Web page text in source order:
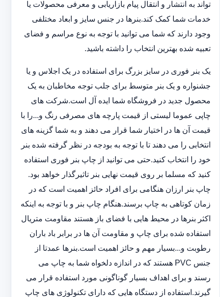
تواند به انتشار و انتقال پیام بازاریابی و معرفی محصولات یا
خدمات شما کمک کند.بنرها در جنس سایز و ابعاد مختلفی
وجود دارند که شما می توانید با توجه به نوع مراسم و فضای
تعبیه شده بهترین انتخاب را داشته باشید.
یک بنر فوری در سایز بزرگ برای استفاده در یک اجلاس و یا
جشنواره و یک بنر متوسط برای جلب توجه مخاطبان به یک
محصول جدید در فروشگاه شما ایده آل است.شرکت های
چاپی عموما لیستی از قیمت پارچه های مصرفی رنگ و...را با
قیمت آن ها در اختیار شما قرار می دهند و به شما گزینه های
انتخابی را می دهند تا با توجه به بودجه در نظر گرفته شده بنر
خود را انتخاب کنید.حتی می توانید از چاپ بنر فوری استفاده
کنید که مسلما بر روی قیمت نهایی بنر تاثیرگذار خواهد بود.
چاپ بنر ارزان هنگامی برای افراد حائز اهمیت است که در
زمان کوتاهی به چاپ برسند.هنگام چاپ بنر و با توجه به اینکه
اکثر بنرها در محیط هایی با فضای باز هستند مقاومت متریال
استفاده شده برای چاپ و مقاومت آن ها در برابر باد باران
رطوبت و...بسیار مهم و حائز اهمیت است.بنرها عمدتا از
جنس PVC هستند که در اندازه دلخواه شما به چاپ می
رسند و برای اهداف بسیار گوناگونی مورد استفاده قرار می
گیرند.استفاده از دستگاه هایی که دارای تکنولوژی های چاپ